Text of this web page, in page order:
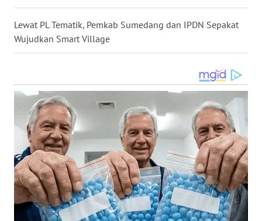
Lewat PL Tematik, Pemkab Sumedang dan IPDN Sepakat
Wujudkan Smart Village
KARO
WN
LABUHANBATU
WN
TAPANULI
TENGAH
WN DELI
SERDANG